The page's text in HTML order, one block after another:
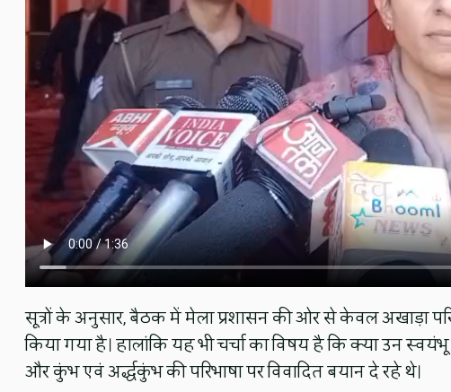
सूत्रों के अनुसार, बैठक में मेला प्रशासन की ओर से केवल अखाड़ा
किया गया है। हालांकि यह भी चर्चा का विषय है कि क्या उन
और कुंभ एवं अर्द्धकुंभ की परिभाषा पर विवादित बयान दे रहे थे।